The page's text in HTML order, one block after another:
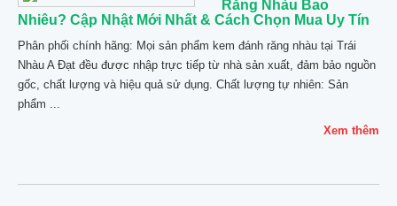
Răng Nhàu Bao
Nhiêu? Cập Nhật Mới Nhất & Cách Chọn Mua Uy Tín
Phân phối chính hãng: Mọi sản phẩm kem đánh răng nhàu tại Trái
Nhàu A Đạt đều được nhập trực tiếp từ nhà sản xuất, đảm bảo nguồn
gốc, chất lượng và hiệu quả sử dụng. Chất lượng tự nhiên: Sản
phẩm ...
Xem thêm